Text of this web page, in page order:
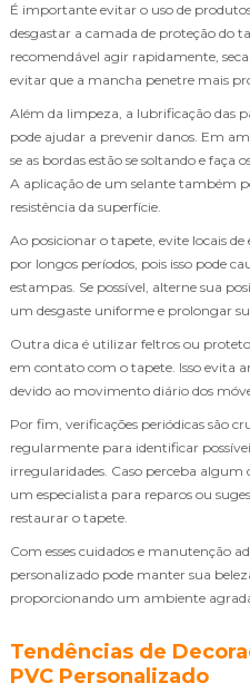
É importante evitar o uso de
desgastar a camada de proteção do
recomendável agir rapidamente,
evitar que a mancha penetre mais
Além da limpeza, a lubrificação das
pode ajudar a prevenir danos. Em
se as bordas estão se soltando e faça
A aplicação de um selante também
resistência da superfície.
Ao posicionar o tapete, evite locais
por longos períodos, pois isso pode
estampas. Se possível, alterne sua
um desgaste uniforme e prolongar
Outra dica é utilizar feltros ou
em contato com o tapete. Isso evita
devido ao movimento diário dos
Por fim, verificações periódicas são
regularmente para identificar
irregularidades. Caso perceba
um especialista para reparos ou
restaurar o tapete.
Com esses cuidados e manutenção
personalizado pode manter sua
proporcionando um ambiente
Tendências de
PVC Personalizado